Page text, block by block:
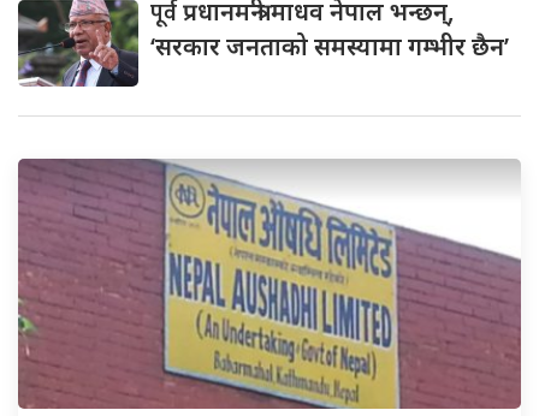
पूर्वप्रधानमन्त्री माधव नेपाल भन्छन्,
‘सरकार जनताको समस्यामा गम्भीर छैन’